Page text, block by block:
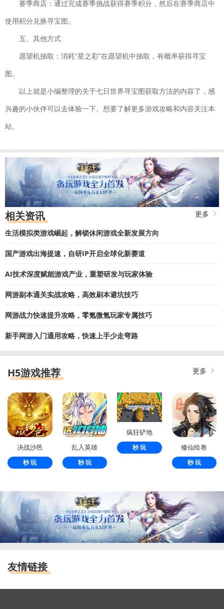
上大陆
165.2M
下载
修真江湖
赛季商店：通过完成赛季挑战获得赛季积分，然后在赛季商店中
使用积分兑换寻宝图。
五、其他方式
愿望机抽取：消耗“星之彩”在愿望机中抽取，有概率获得寻宝
图。
以上就是小编整理的关于七日世界寻宝图获取方法的内容了，感
兴趣的小伙伴可以去体验一下。想要了解更多游戏攻略和内容关注本
站。
相关资讯
更多
生活模拟类游戏崛起，解锁休闲游戏全新发展方向
国产游戏出海提速，自研IP开启全球化新赛道
AI技术深度赋能游戏产业，重塑研发与玩家体验
网游副本通关实战攻略，高效刷本避坑技巧
网游战力快速提升攻略，零氪微氪玩家专属技巧
新手网游入门通用攻略，快速上手少走弯路
H5游戏推荐 更多
决战沙邑
秒 玩
乱入英雄
秒 玩
疯狂铲地
秒 玩 修仙绘卷
秒 玩
友情链接